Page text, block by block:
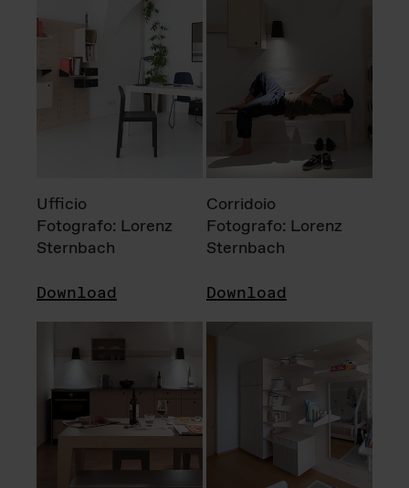
Ufficio
Fotografo: Lorenz
Sternbach
Download
Corridoio
Fotografo: Lorenz
Sternbach
Download